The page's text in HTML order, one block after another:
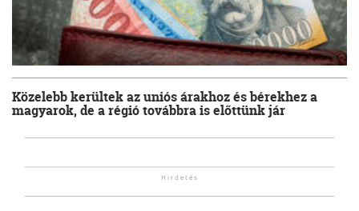
Közelebb kerültek az uniós árakhoz és bérekhez a
magyarok, de a régió továbbra is előttünk jár